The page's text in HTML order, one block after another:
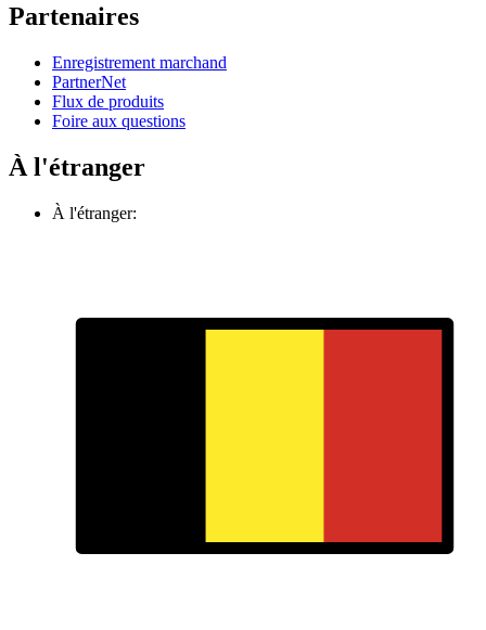
Partenaires
Enregistrement marchand
PartnerNet
Flux de produits
Foire aux questions
À l'étranger
À l'étranger: